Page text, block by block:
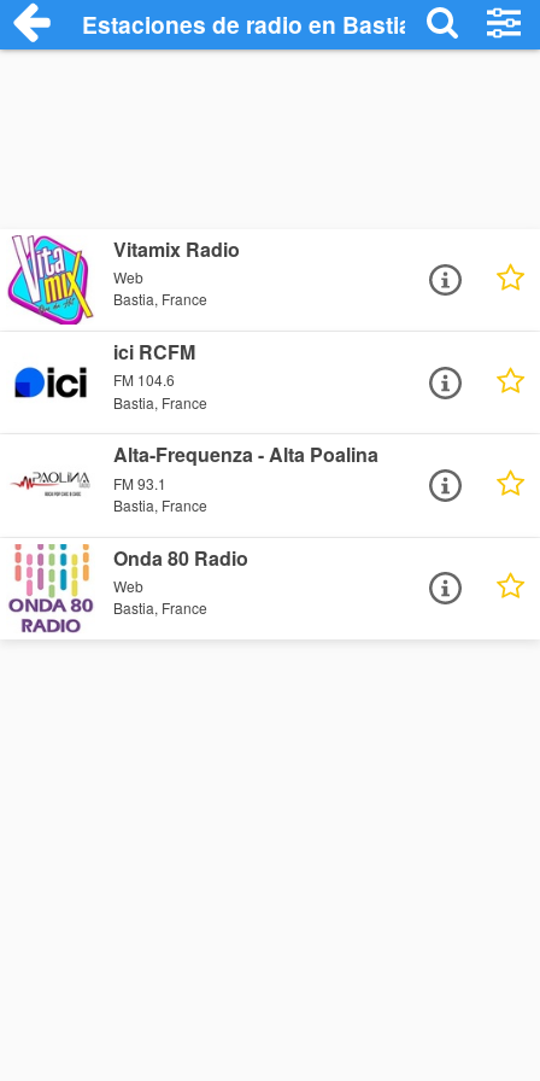
Estaciones de radio en Bastia -
Vitamix Radio
Web
Bastia, France
ici RCFM
FM 104.6
Bastia, France
Alta-Frequenza - Alta Poalina
FM 93.1
Bastia, France
Onda 80 Radio
Web
Bastia, France